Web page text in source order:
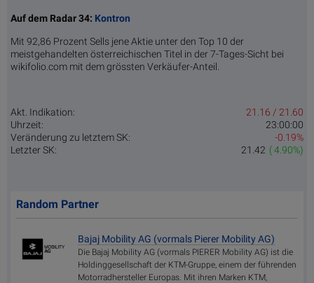
Auf dem Radar 34: Kontron
Mit 92,86 Prozent Sells jene Aktie unter den Top 10 der
meistgehandelten österreichischen Titel in der 7-Tages-Sicht bei
wikifolio.com mit dem grössten Verkäufer-Anteil.
Akt. Indikation:
21.16 / 21.60
Uhrzeit:
23:00:00
Veränderung zu letztem SK:
-0.19%
Letzter SK:
( 4.90%)
21.42
Random Partner
Bajaj Mobility AG (vormals Pierer Mobility AG)
Die Bajaj Mobility AG (vormals PIERER Mobility AG) ist die
Holdinggesellschaft der KTM-Gruppe, einem der führenden
Motorradhersteller Europas. Mit ihren Marken KTM,